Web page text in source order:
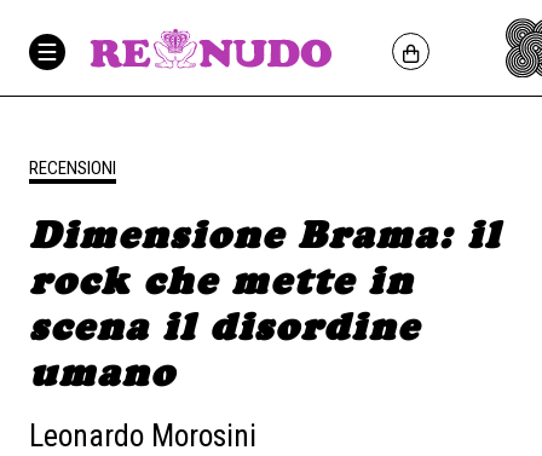
RECENSIONI
Dimensione Brama: il
rock che mette in
scena il disordine
umano
Leonardo Morosini